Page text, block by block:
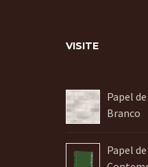
VISITE
Papel
Branco
Papel